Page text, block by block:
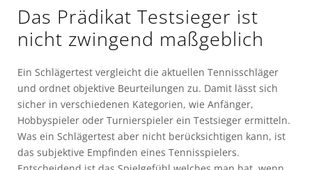
Das Prädikat Testsieger ist
nicht zwingend maßgeblich
Ein Schlägertest vergleicht die aktuellen Tennisschläger
und ordnet objektive Beurteilungen zu. Damit lässt sich
sicher in verschiedenen Kategorien, wie Anfänger,
Hobbyspieler oder Turnierspieler ein Testsieger ermitteln.
Was ein Schlägertest aber nicht berücksichtigen kann, ist
das subjektive Empfinden eines Tennisspielers.